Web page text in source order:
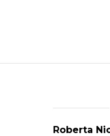
Roberta